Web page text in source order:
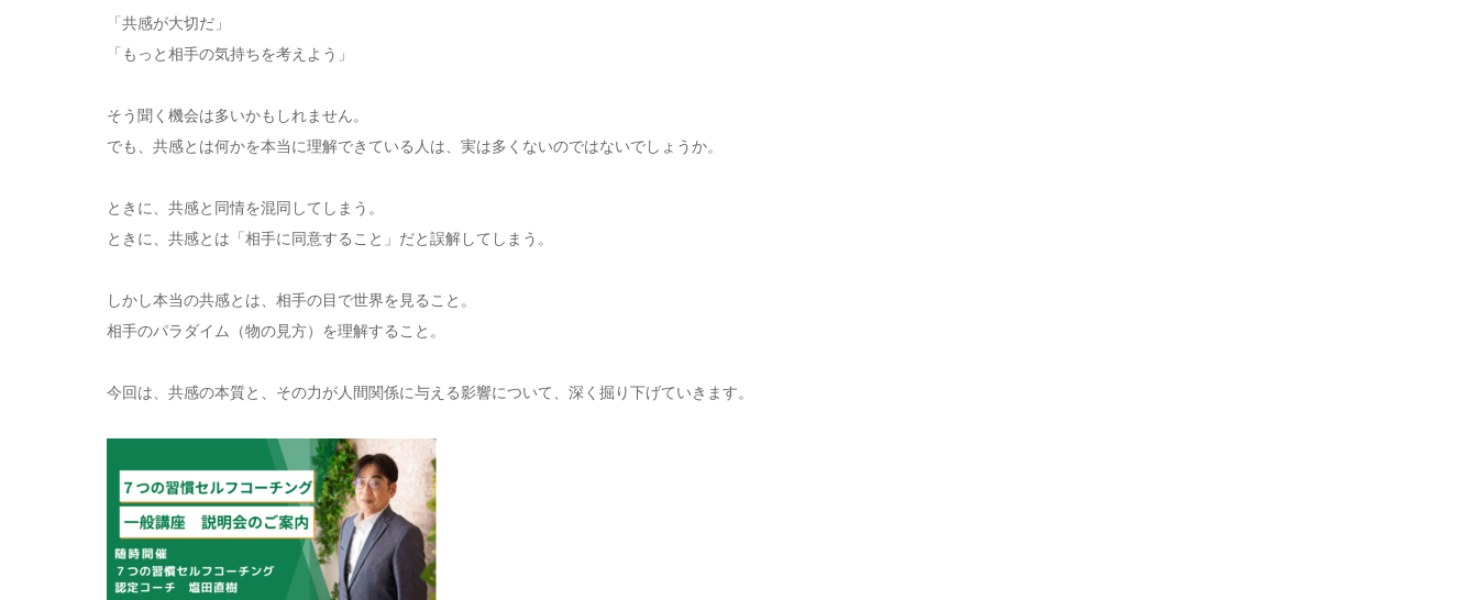
「共感が大切だ」
「もっと相手の気持ちを考えよう」
そう聞く機会は多いかもしれません。
でも、共感とは何かを本当に理解できている人は、実は多くないのではないでしょうか。
ときに、共感と同情を混同してしまう。
ときに、共感とは「相手に同意すること」だと誤解してしまう。
しかし本当の共感とは、相手の目で世界を見ること。
相手のパラダイム（物の見方）を理解すること。
今回は、共感の本質と、その力が人間関係に与える影響について、深く掘り下げていきます。